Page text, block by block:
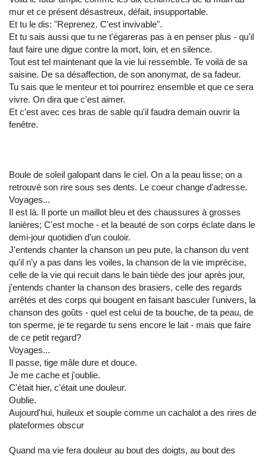
mur et ce présent désastreux, défait, insupportable.
Et tu le dis: "Reprenez. C'est invivable".
Et tu sais aussi que tu ne t'égareras pas à en penser plus - qu'il
faut faire une digue contre la mort, loin, et en silence.
Tout est tel maintenant que la vie lui ressemble. Te voilà de sa
saisine. De sa désaffection, de son anonymat, de sa fadeur.
Tu sais que le menteur et toi pourrirez ensemble et que ce sera
vivre. On dira que c'est aimer.
Et c'est avec ces bras de sable qu'il faudra demain ouvrir la
fenêtre.
Boule de soleil galopant dans le ciel. On a la peau lisse; on a
retrouvé son rire sous ses dents. Le coeur change d'adresse.
Voyages...
Il est là. Il porte un maillot bleu et des chaussures à grosses
lanières; C'est moche - et la beauté de son corps éclate dans le
demi-jour quotidien d'un couloir.
J'entends chanter la chanson un peu pute, la chanson du vent
qu'il n'y a pas dans les voiles, la chanson de la vie imprécise,
celle de la vie qui recuit dans le bain tiède des jour après jour,
j'entends chanter la chanson des brasiers, celle des regards
arrêtés et des corps qui bougent en faisant basculer l'univers, la
chanson des goûts - quel est celui de ta bouche, de ta peau, de
ton sperme, je te regarde tu sens encore le lait - mais que faire
de ce petit regard?
Voyages...
Il passe, tige mâle dure et douce.
Je me cache et j'oublie.
C'était hier, c'était une douleur.
Oublie.
Aujourd'hui, huileux et souple comme un cachalot a des rires de
plateformes obscur
Quand ma vie fera douleur au bout des doigts, au bout des